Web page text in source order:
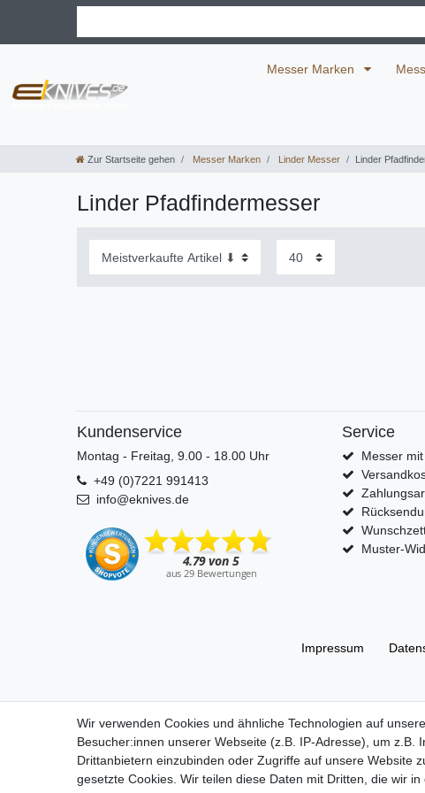
Messer Marken
Zur Startseite gehen Messer Marken Linder Messer Linder
Linder Pfadfindermesser
Kundenservice
Montag - Freitag, 9.00 - 18.00 Uhr
+49 (0)7221 991413
info@eknives.de
Service
Messer
Muster-
Impressum
© Copyright Alle Preisangaben sind inkl. gesetzlicher Mehrwertsteuer
Wir verwenden Cookies und ähnliche Technologien auf
Besucher:innen unserer Webseite (z.B. IP-Adresse), um z.B.
Drittanbietern einzubinden oder Zugriffe auf unsere Website
gesetzte Cookies. Wir teilen diese Daten mit Dritten, die wir in